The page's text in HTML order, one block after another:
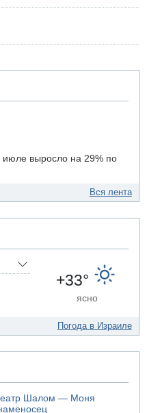
июле выросло на 29% по
правым либералам
автомобиля мужчина
арестован за
наркотиков
автомобилей на 1
Вся лента
+33°
ясно
Погода в Израиле
Шалом — Моня